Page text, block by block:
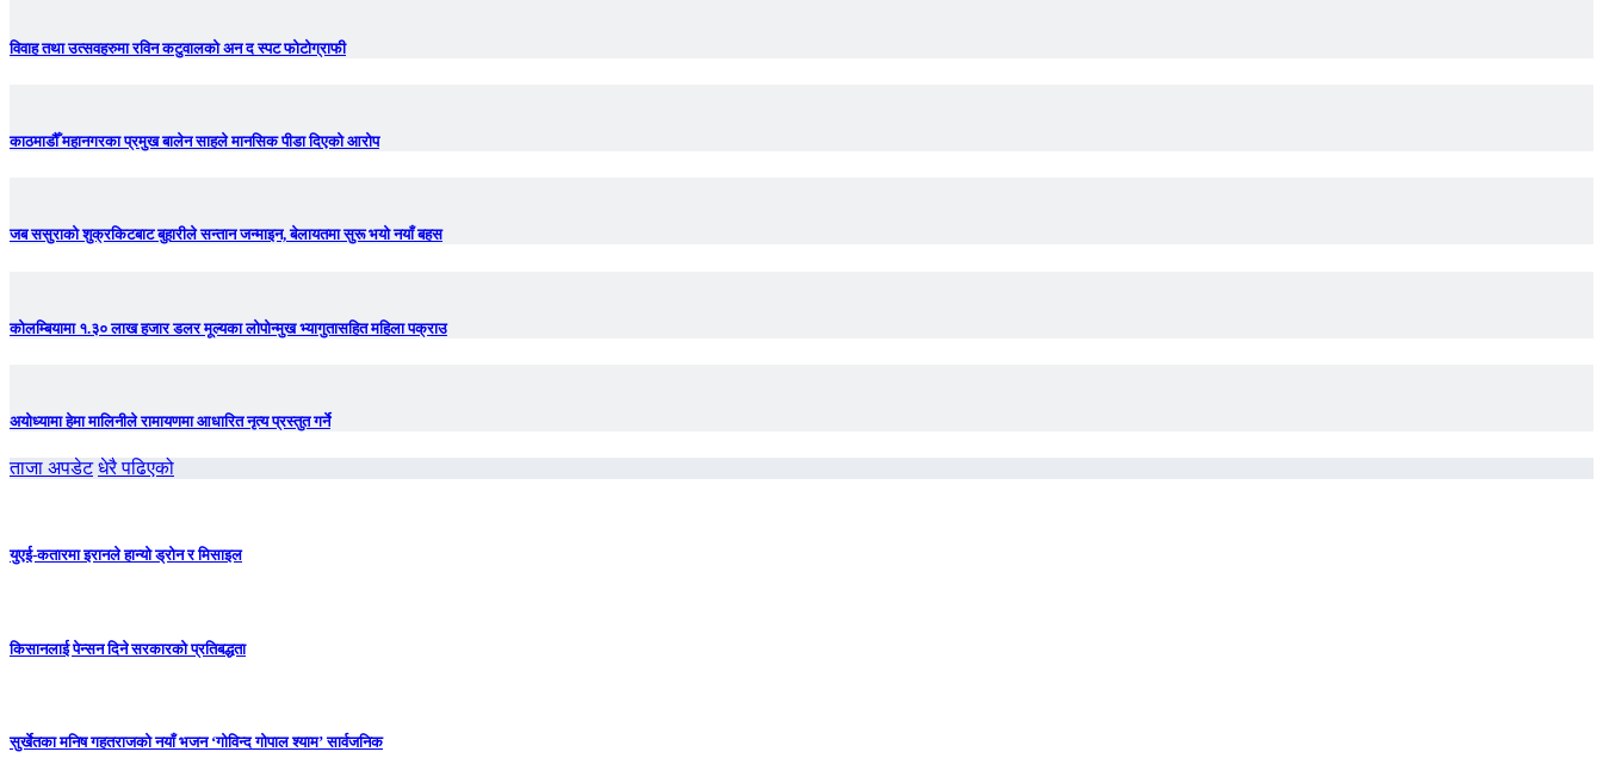
विवाह तथा उत्सवहरुमा रविन कटुवालको अन द स्पट फोटोग्राफी
काठमाडौँ महानगरका प्रमुख बालेन साहले मानसिक पीडा दिएको आरोप
जब ससुराको शुक्रकिटबाट बुहारीले सन्तान जन्माइन, बेलायतमा सुरू भयो नयाँ बहस
कोलम्बियामा १.३० लाख हजार डलर मूल्यका लोपोन्मुख भ्यागुतासहित महिला पक्राउ
अयोध्यामा हेमा मालिनीले रामायणमा आधारित नृत्य प्रस्तुत गर्ने
ताजा अपडेट धेरै पढिएको
युएई-कतारमा इरानले हान्यो ड्रोन र मिसाइल
किसानलाई पेन्सन दिने सरकारको प्रतिबद्धता
सुर्खेतका मनिष गहतराजको नयाँ भजन ‘गोविन्द गोपाल श्याम’ सार्वजनिक